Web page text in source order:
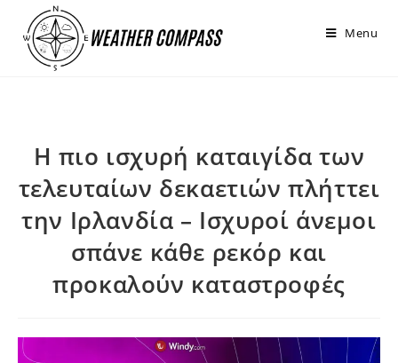
περιεχόμενο
Menu
Η πιο ισχυρή καταιγίδα των
τελευταίων δεκαετιών πλήττει
την Ιρλανδία – Ισχυροί άνεμοι
σπάνε κάθε ρεκόρ και
προκαλούν καταστροφές